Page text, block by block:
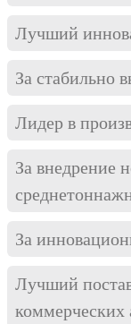
Лучший
За стабильно
Лидер в
За внедрение
За
Лучший
коммерческих